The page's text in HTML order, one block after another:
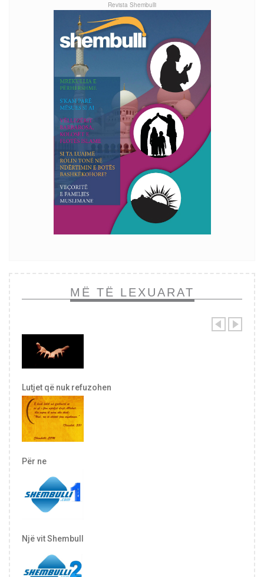
Revista Shembulli
MË TË LEXUARAT
Lutjet që nuk refuzohen
Për ne
Një vit Shembull